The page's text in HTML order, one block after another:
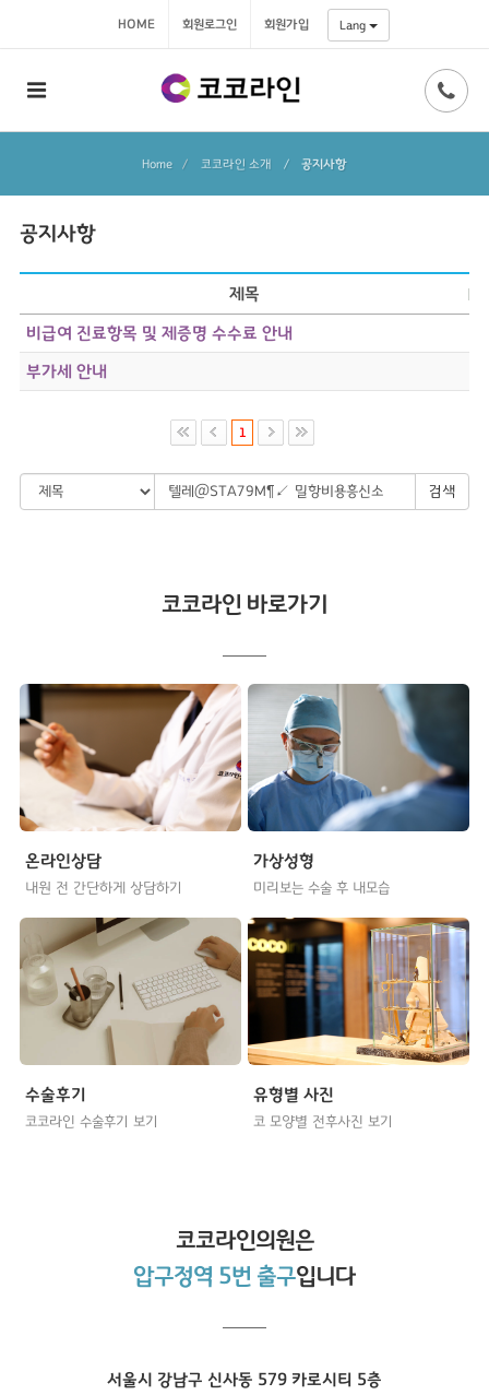
HOME 회원로그인 회원가입 Lang
Home 코코라인 소개 / 공지사항
공지사항
제목
비급여 진료항목 및 제증명 수수료 안내
부가세 안내
1
검색
코코라인 바로가기
온라인상담
내원 전 간단하게 상담하기
가상성형
미리보는 수술 후 내모습
수술후기
코코라인 수술후기 보기
유형별 사진
코 모양별 전후사진 보기
코코라인의원은
압구정역 5번 출구입니다
서울시 강남구 신사동 579 카로시티 5층